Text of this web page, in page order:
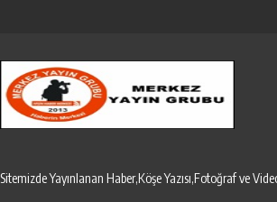
Sitemizde Yayınlanan Haber,Köşe Yazısı,Fotoğraf ve